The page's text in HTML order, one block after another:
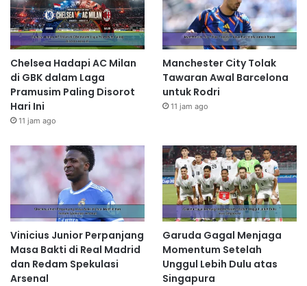
Chelsea Hadapi AC Milan
di GBK dalam Laga
Pramusim Paling Disorot
Hari Ini
11 jam ago
Manchester City Tolak
Tawaran Awal Barcelona
untuk Rodri
11 jam ago
Vinicius Junior Perpanjang
Masa Bakti di Real Madrid
dan Redam Spekulasi
Arsenal
Garuda Gagal Menjaga
Momentum Setelah
Unggul Lebih Dulu atas
Singapura